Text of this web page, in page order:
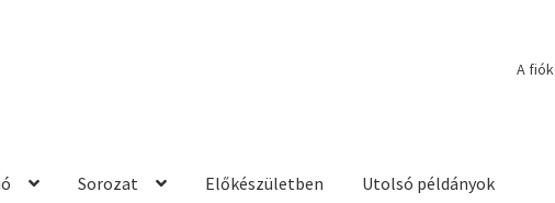
A
Sorozat Előkészületben Utolsó példányok